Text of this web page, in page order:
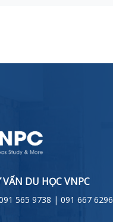
DU HỌC VNPC
565 9738 | 091 667 6296